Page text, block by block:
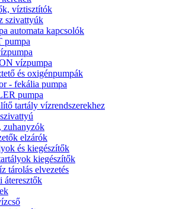
víztisztítók
szivattyúk
automata kapcsolók
pumpa
vízpumpa
és oxigénpumpák
- fekália pumpa
pumpa
tartály vízrendszerekhez
zuhanyzók
elzárók
és kiegészítők
kiegészítők
tárolás elvezetés
áteresztők